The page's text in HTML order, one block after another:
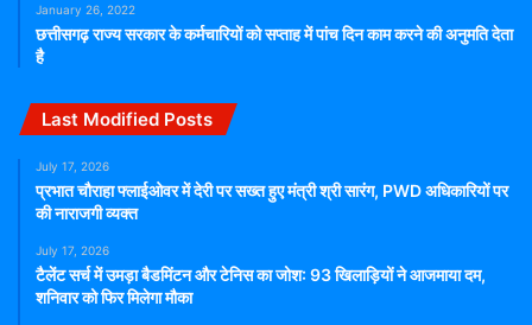
January 26, 2022
छत्तीसगढ़ राज्य सरकार के कर्मचारियों को सप्ताह में पांच दिन काम करने की अनुमति देता
है
Last Modified Posts
July 17, 2026
प्रभात चौराहा फ्लाईओवर में देरी पर सख्त हुए मंत्री श्री सारंग, PWD अधिकारियों पर
की नाराजगी व्यक्त
July 17, 2026
टैलेंट सर्च में उमड़ा बैडमिंटन और टेनिस का जोश: 93 खिलाड़ियों ने आजमाया दम,
शनिवार को फिर मिलेगा मौका